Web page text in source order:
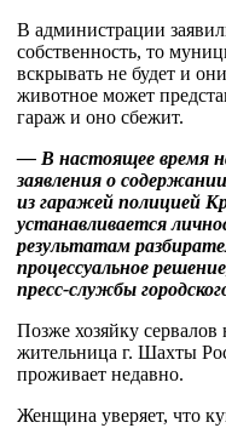
В администрации
собственность, то
вскрывать не будет и
животное может
гараж и оно сбежит.
— В настоящее время
заявления о
из гаражей полицией
устанавливается
результатам
процессуальное
пресс-службы
Позже хозяйку сервалов
жительница г. Шахты
проживает недавно.
Женщина уверяет, что